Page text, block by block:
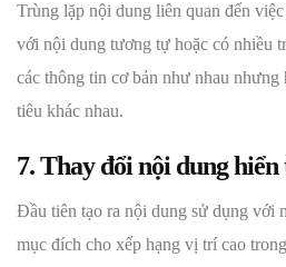
Trùng lặp nội dung liên quan đến
với nội dung tương tự hoặc có nhiều
các thông tin cơ bản như nhau
tiêu khác nhau.
7. Thay đổi nội dung hiển
Đầu tiên tạo ra nội dung sử dụng với
mục đích cho xếp hạng vị trí cao